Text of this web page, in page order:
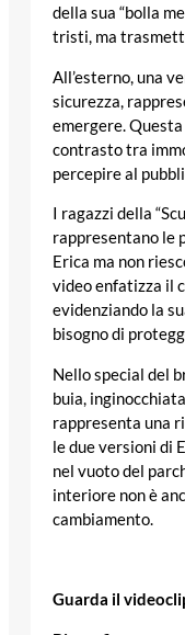
della sua “bolla
tristi, ma
All’esterno, una
sicurezza,
emergere.
contrasto tra
percepire al
I ragazzi della
rappresentano le
Erica ma non
video enfatizza il
evidenziando la
bisogno di
Nello special del
buia,
rappresenta una
le due versioni di
nel vuoto del
interiore non è
cambiamento.
Guarda il